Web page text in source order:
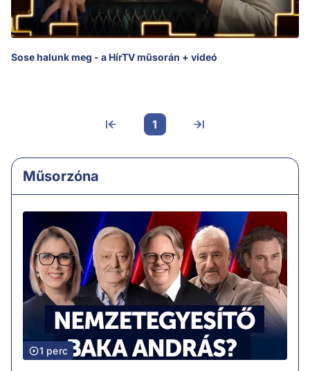
Sose halunk meg - a HírTV műsorán + videó
1
Műsorzóna
1 perc